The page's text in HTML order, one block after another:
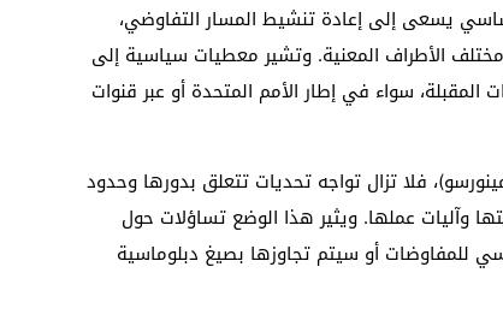
يسعى إلى إعادة تنشيط المسار التفاوضي،
الأطراف المعنية. وتشير معطيات سياسية إلى
سواء في إطار الأمم المتحدة أو عبر قنوات
فلا تزال تواجه تحديات تتعلق بدورها وحدود
وآليات عملها. ويثير هذا الوضع تساؤلات حول
للمفاوضات أو سيتم تجاوزها بصيغ دبلوماسية